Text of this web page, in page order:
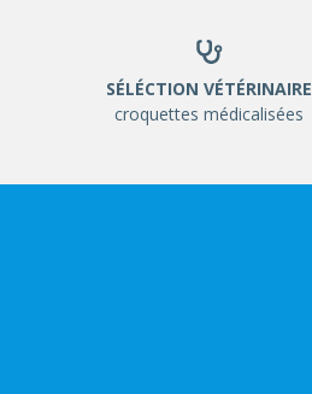
SÉLÉCTION VÉTÉRINAIRE
croquettes médicalisées